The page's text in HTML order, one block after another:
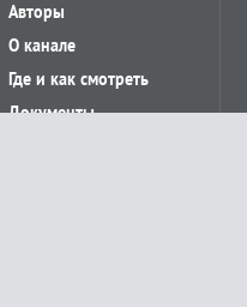
Авторы
О канале
Где и как смотреть
Документы